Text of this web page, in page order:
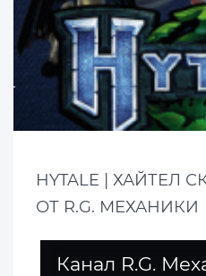
HYTALE | ХАЙТЕЛ
ОТ R.G. МЕХАНИКИ
Канал R.G.